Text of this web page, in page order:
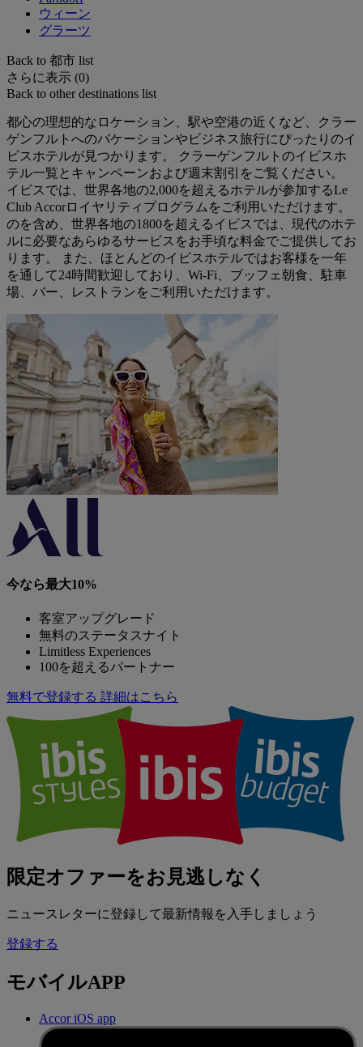
ウィーン
グラーツ
Back to 都市 list
さらに表示 (0)
Back to other destinations list
都心の理想的なロケーション、駅や空港の近くなど、クラー
ゲンフルトへのバケーションやビジネス旅行にぴったりのイ
ビスホテルが見つかります。 クラーゲンフルトのイビスホ
テル一覧とキャンペーンおよび週末割引をご覧ください。
イビスでは、世界各地の2,000を超えるホテルが参加するLe
Club Accorロイヤリティプログラムをご利用いただけます。
のを含め、世界各地の1800を超えるイビスでは、現代のホテ
ルに必要なあらゆるサービスをお手頃な料金でご提供してお
ります。 また、ほとんどのイビスホテルではお客様を一年
を通して24時間歓迎しており、Wi-Fi、ブッフェ朝食、駐車
場、バー、レストランをご利用いただけます。
今なら最大10%
客室アップグレード
無料のステータスナイト
Limitless Experiences
100を超えるパートナー
無料で登録する 詳細はこちら
限定オファーをお見逃しなく
ニュースレターに登録して最新情報を入手しましょう
登録する
モバイルAPP
Accor iOS app